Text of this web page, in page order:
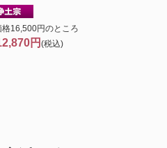
格16,500円のところ
円(税込)